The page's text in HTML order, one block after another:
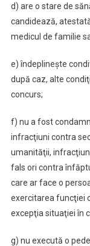
d) are o stare de
candidează,
medicul de familie
e) îndeplineşte
după caz, alte
concurs;
f) nu a fost
infracţiuni contra
umanităţii,
fals ori contra
care ar face o
exercitarea funcţiei
excepţia situaţiei în
g) nu execută o